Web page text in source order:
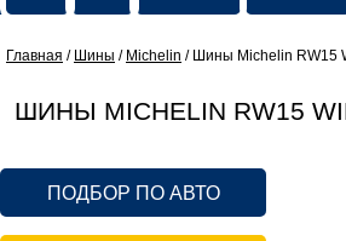
Главная / Шины / Michelin / Шины Michelin RW15
ШИНЫ MICHELIN RW15
ПОДБОР ПО АВТО